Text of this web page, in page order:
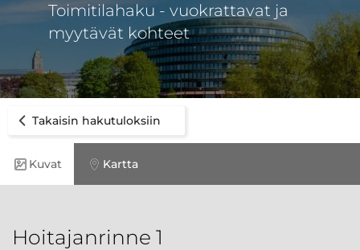
Toimitilahaku - vuokrattavat ja
myytävät kohteet
Takaisin hakutuloksiin
Kuvat Kartta
Hoitajanrinne 1